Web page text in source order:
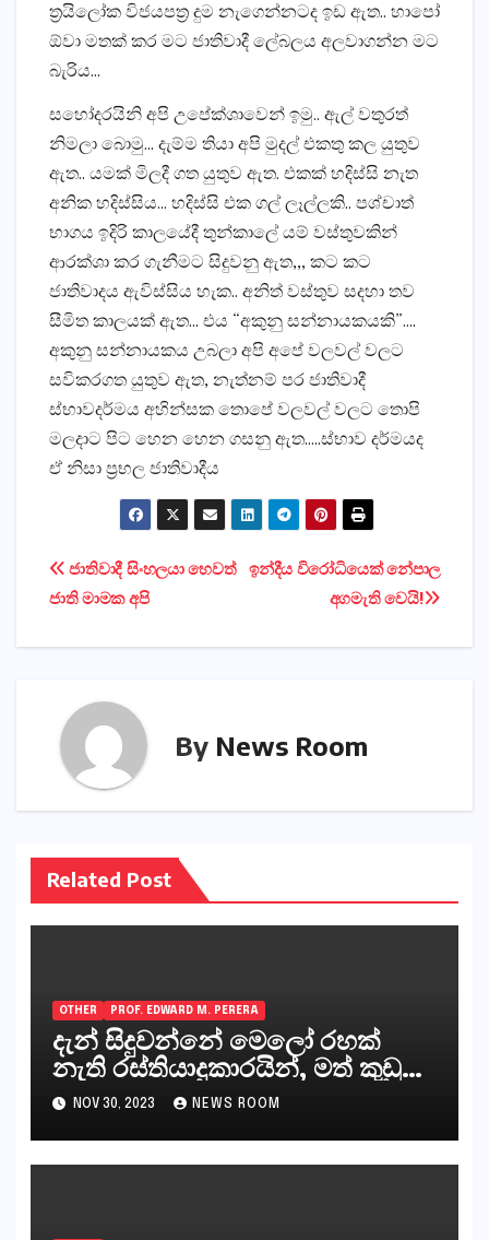
ත්‍රයිලෝක විජයපත්‍ර දුම නැගෙන්නටද ඉඩ ඇත.. හාපෝ
ඕවා මතක් කර මට ජාතිවාදී ලේබලය අලවාගන්න මට
බැරිය…
සහෝදරයිනි අපි උපේක්ශාවෙන් ඉමු.. ඇල් වතුරත්
නිමලා බොමු… දැම්ම තියා අපි මුදල් එකතු කල යුතුව
ඇත.. යමක් මිලදී ගත යුතුව ඇත. එකක් හදිස්සි නැත
අනික හදිස්සිය… හදිස්සි එක ගල් ලෑල්ලකි.. පශ්චාත්
භාගය ඉදිරි කාලයේදී තුන්කාලේ යම් වස්තුවකින්
ආරක්ශා කර ගැනීමට සිදුවනු ඇත,,, කට කට
ජාතිවාදය ඇවිස්සිය හැක.. අනිත් වස්තුව සදහා තව
සීමිත කාලයක් ඇත… එය “අකුනු සන්නායකයකි”….
අකුනු සන්නායකය උබලා අපි අපේ වලවල් වලට
සවිකරගත යුතුව ඇත, නැත්නම් පර ජාතිවාදී
ස්භාවදර්මය අහින්සක තොපේ වලවල් වලට තොපි
මලදාට පිට හෙන හෙන ගසනු ඇත…..ස්භාව දර්මයද
ඒ නිසා ප්‍රභල ජාතිවාදීය
Post
navigation
ඉන්දීය විරෝධියෙක්‌ නේපාල
අගමැති වෙයි!
ජාතිවාදී සිංහලයා හෙවත්
ජාති මාමක අපි
By News Room
Related Post
OTHER PROF. EDWARD M. PERERA
දැන් සිදුවන්නේ මෙලෝ රහක්
නැති රස්තියාදුකාරයින්, මත් කුඩු
ගෙන්වන්නන් සහ අලෙවි
කරන්නන්,කැලෑපාළුවන්, මහජන
නියෝජිතයින්
NOV 30, 2023 NEWS ROOM